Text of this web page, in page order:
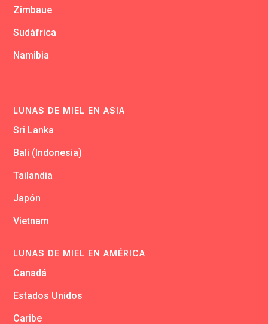
Zimbaue
Sudáfrica
Namibia
LUNAS DE MIEL EN ASIA
Sri Lanka
Bali (Indonesia)
Tailandia
Japón
Vietnam
LUNAS DE MIEL EN AMÉRICA
Canadá
Estados Unidos
Caribe